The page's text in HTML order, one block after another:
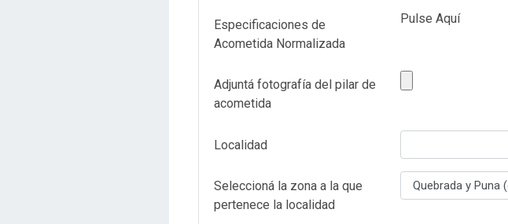
Especificaciones de
Acometida Normalizada
Pulse Aquí
Adjuntá fotografía del pilar de
acometida
Localidad
Seleccioná la zona a la que
pertenece la localidad